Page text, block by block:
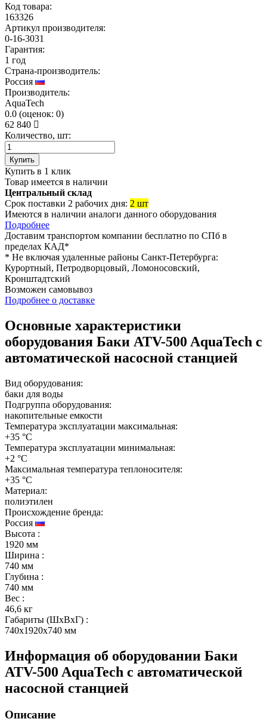
Код товара:
163326
Артикул производителя:
0-16-3031
Гарантия:
1 год
Страна-производитель:
Россия
Производитель:
AquaTech
0.0 (оценок: 0)
62 840
Количество, шт:
Купить
Купить в 1 клик
Товар имеется в наличии
Центральный склад
Срок поставки 2 рабочих дня: 2 шт
Имеются в наличии аналоги данного оборудования
Подробнее
Доставим транспортом компании бесплатно по СПб в
пределах КАД*
* Не включая удаленные районы Санкт-Петербурга:
Курортный, Петродворцовый, Ломоносовский,
Кронштадтский
Возможен самовывоз
Подробнее о доставке
Основные характеристики
оборудования Баки ATV-500 AquaTech с
автоматической насосной станцией
Вид оборудования:
баки для воды
Подгруппа оборудования:
накопительные емкости
Температура эксплуатации максимальная:
+35 °C
Температура эксплуатации минимальная:
+2 °C
Максимальная температура теплоносителя:
+35 °C
Материал:
полиэтилен
Происхождение бренда:
Россия
Высота :
1920 мм
Ширина :
740 мм
Глубина :
740 мм
Вес :
46,6 кг
Габариты (ШxВxГ) :
740x1920x740 мм
Информация об оборудовании Баки
ATV-500 AquaTech с автоматической
насосной станцией
Описание